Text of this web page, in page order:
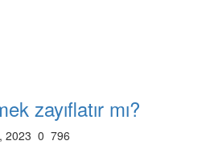
zayıflatır mı?
2023 0 796